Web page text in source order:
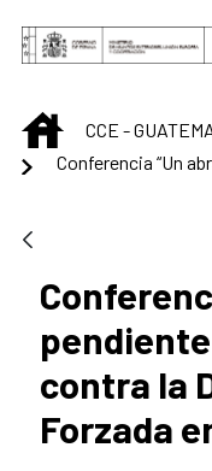
Saut au contenu
INICIO
CCE -
contra la
Forzada